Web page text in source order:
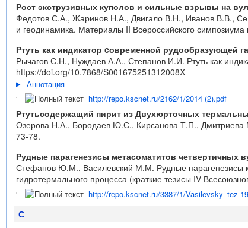
Рост экструзивных куполов и сильные взрывы на
Федотов С.А., Жаринов Н.А., Двигало В.Н., Иванов В.В.,
и геодинамика. Материалы II Всероссийского симпозиума
Ртуть как индикатор cовременной рудообразующей
Рычагов С.Н., Нуждаев А.А., Степанов И.И. Ртуть как
https://doi.org/10.7868/S001675251312008X
Аннотация
http://repo.kscnet.ru/2162/1/2014 (2).pdf
Ртутьсодержащий пирит из Двухюрточных
Озерова Н.А., Бородаев Ю.С., Кирсанова Т.П., Дмитриева
73-78.
Рудные парагенезисы метасоматитов четвертичных
Стефанов Ю.М., Василевский М.М. Рудные парагенезисы
гидротермального процесса (краткие тезисы IV
http://repo.kscnet.ru/3387/1/Vasilevsky_tez-
С